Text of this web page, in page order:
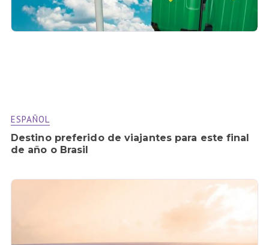
ESPAÑOL
Destino preferido de viajantes para este final
de año o Brasil